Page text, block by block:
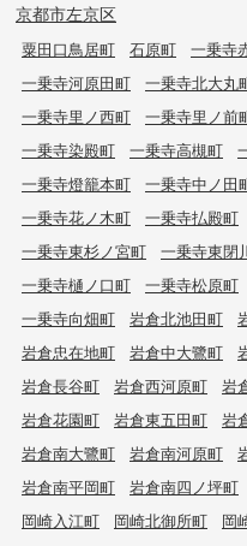
京都市左京区
粟田口鳥居町 石原町 一乗寺
一乗寺河原田町
一乗寺北大丸
一乗寺里ノ西町
一乗寺里ノ前
一乗寺染殿町
一乗寺高槻町
一乗寺燈籠本町
一乗寺中ノ田
一乗寺花ノ木町
一乗寺払殿町
一乗寺東杉ノ宮町
一乗寺東閉
一乗寺樋ノ口町
一乗寺松原町
一乗寺向畑町
岩倉北池田町
岩倉忠在地町
岩倉中大鷺町
岩倉長谷町
岩倉西河原町 岩
岩倉花園町
岩倉東五田町 岩
岩倉南大鷺町
岩倉南河原町
岩倉南平岡町
岩倉南四ノ坪町
岡崎入江町
岡崎北御所町 岡